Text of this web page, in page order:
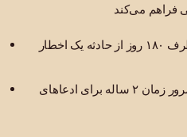
ادعاهای دولتی: در آریزونا، باید ظرف ۱۸۰ روز از حادثه یک اخطار
مرگ ناشی از قصور: آریزونا نیز مرور زمان ۲ ساله برای ادعاهای